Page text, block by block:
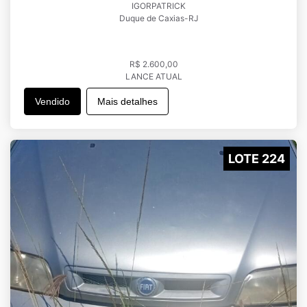
IGORPATRICK
Duque de Caxias-RJ
R$ 2.600,00
LANCE ATUAL
Vendido Mais detalhes
LOTE 224